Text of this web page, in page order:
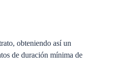
obteniendo así un
de duración mínima de